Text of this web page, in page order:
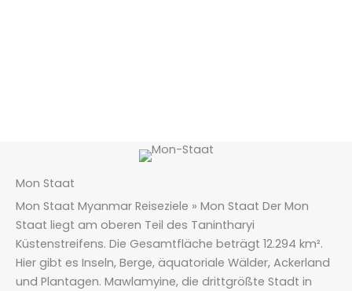
Mon Staat
Mon Staat Myanmar Reiseziele » Mon Staat Der Mon
Staat liegt am oberen Teil des Tanintharyi
Küstenstreifens. Die Gesamtfläche beträgt 12.294 km².
Hier gibt es Inseln, Berge, äquatoriale Wälder, Ackerland
und Plantagen. Mawlamyine, die drittgrößte Stadt in